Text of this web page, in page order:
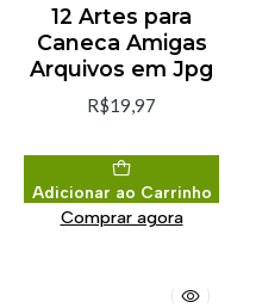
12 Artes para
Caneca Amigas
Arquivos em Jpg
R$19,97
Adicionar ao Carrinho
Comprar agora